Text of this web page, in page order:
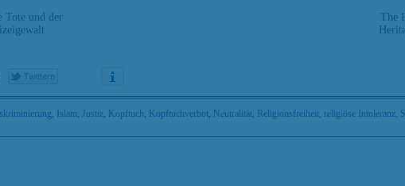
Tote und der
The
Islam Justiz Kopftuch Kopftuchverbot Neutralität Religionsfreiheit religiöse Intoleranz